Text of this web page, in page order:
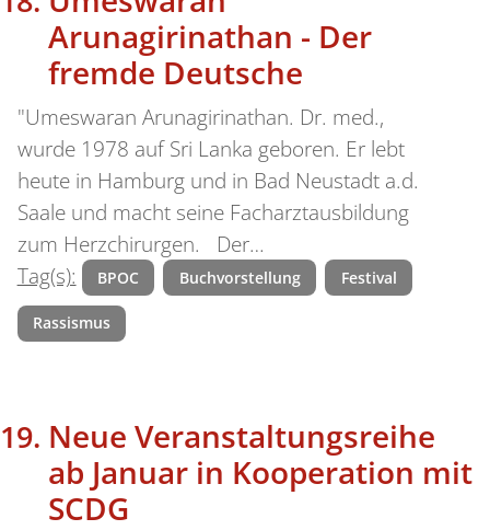
Arunagirinathan - Der
fremde Deutsche
"Umeswaran Arunagirinathan. Dr. med.,
wurde 1978 auf Sri Lanka geboren. Er lebt
heute in Hamburg und in Bad Neustadt a.d.
Saale und macht seine Facharztausbildung
zum Herzchirurgen. Der…
Tag(s):
BPOC Buchvorstellung Festival
Rassismus
Neue Veranstaltungsreihe
ab Januar in Kooperation mit
SCDG